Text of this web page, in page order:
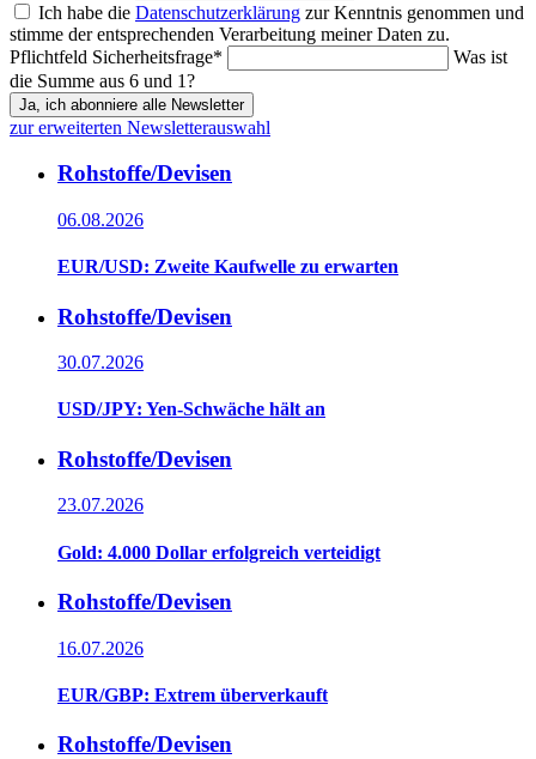
Ich habe die Datenschutzerklärung zur Kenntnis genommen und
stimme der entsprechenden Verarbeitung meiner Daten zu.
Pflichtfeld Sicherheitsfrage*
Was ist
die Summe aus 6 und 1?
Ja, ich abonniere alle Newsletter
zur erweiterten Newsletterauswahl
Rohstoffe/Devisen
06.08.2026
EUR/USD: Zweite Kaufwelle zu erwarten
Rohstoffe/Devisen
30.07.2026
USD/JPY: Yen-Schwäche hält an
Rohstoffe/Devisen
23.07.2026
Gold: 4.000 Dollar erfolgreich verteidigt
Rohstoffe/Devisen
16.07.2026
EUR/GBP: Extrem überverkauft
Rohstoffe/Devisen